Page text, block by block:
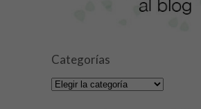
Categorías
Categorías